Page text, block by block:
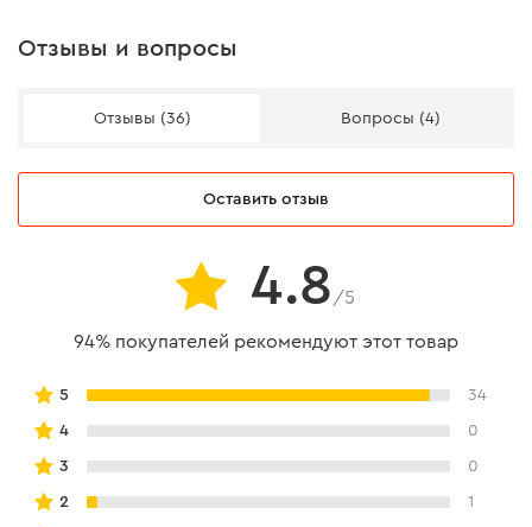
Эргономика и надежность
Надежная фиксация за счет рельефных резиновых
дополнительно защищает обрабатываемый материал
от царапин и вмятин в процессе работы.
Отзывы и вопросы
Отзывы (36) Вопросы (4)
Оставить отзыв
4.8 /5
94% покупателей рекомендуют этот товар
5 34
4 0
3 0
2 1